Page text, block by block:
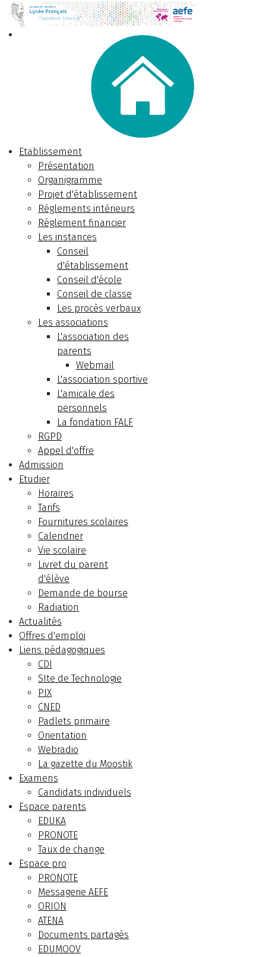
Etablissement
Présentation
Organigramme
Projet d'établissement
Réglements intérieurs
Réglement financier
Les instances
Conseil
d'établissement
Conseil d'école
Conseil de classe
Les procès verbaux
Les associations
L'association des
parents
Webmail
L'association sportive
L'amicale des
personnels
La fondation FALF
RGPD
Appel d'offre
Admission
Etudier
Horaires
Tarifs
Fournitures scolaires
Calendrier
Vie scolaire
Livret du parent
d'élève
Demande de bourse
Radiation
Actualités
Offres d'emploi
Liens pédagogiques
CDI
SIte de Technologie
PIX
CNED
Padlets primaire
Orientation
Webradio
La gazette du Moostik
Examens
Candidats individuels
Espace parents
EDUKA
PRONOTE
Taux de change
Espace pro
PRONOTE
Messagerie AEFE
ORION
ATENA
Documents partagés
EDUMOOV